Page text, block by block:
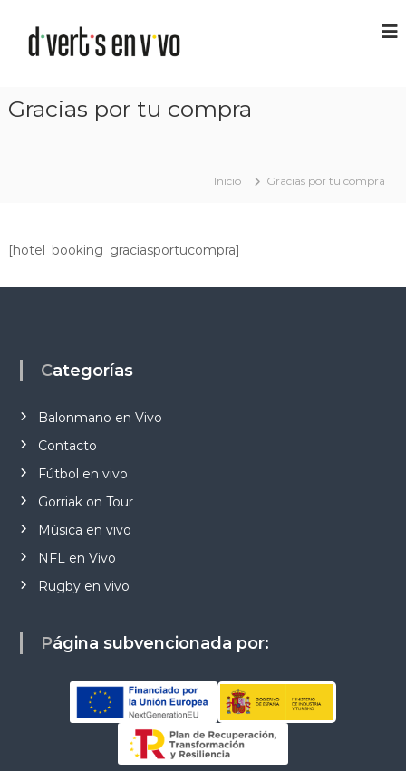
Gracias por tu compra
Inicio Gracias por tu compra
[hotel_booking_graciasportucompra]
Categorías
Balonmano en Vivo
Contacto
Fútbol en vivo
Gorriak on Tour
Música en vivo
NFL en Vivo
Rugby en vivo
Página subvencionada por: